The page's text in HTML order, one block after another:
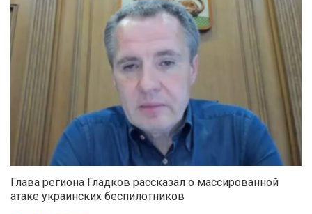
Глава региона Гладков рассказал о массированной
атаке украинских беспилотников